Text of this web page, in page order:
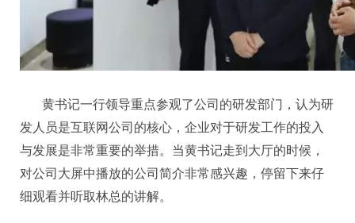
黄书记一行领导重点参观了公司的研发部门，认为研
发人员是互联网公司的核心，企业对于研发工作的投入
与发展是非常重要的举措。当黄书记走到大厅的时候，
对公司大屏中播放的公司简介非常感兴趣，停留下来仔
细观看并听取林总的讲解。